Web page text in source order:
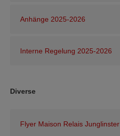
Anhänge 2025-2026
Interne Regelung 2025-2026
Diverse
Flyer Maison Relais Junglinster